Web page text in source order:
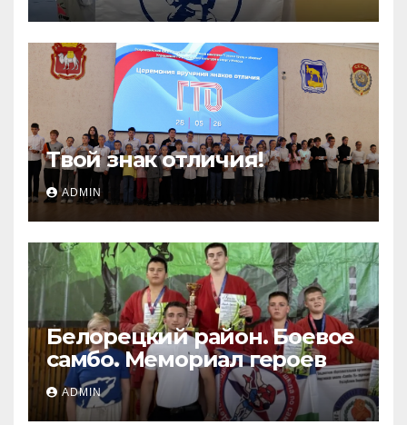
Твой знак отличия!
ADMIN
Белорецкий район. Боевое
самбо. Мемориал героев
ADMIN